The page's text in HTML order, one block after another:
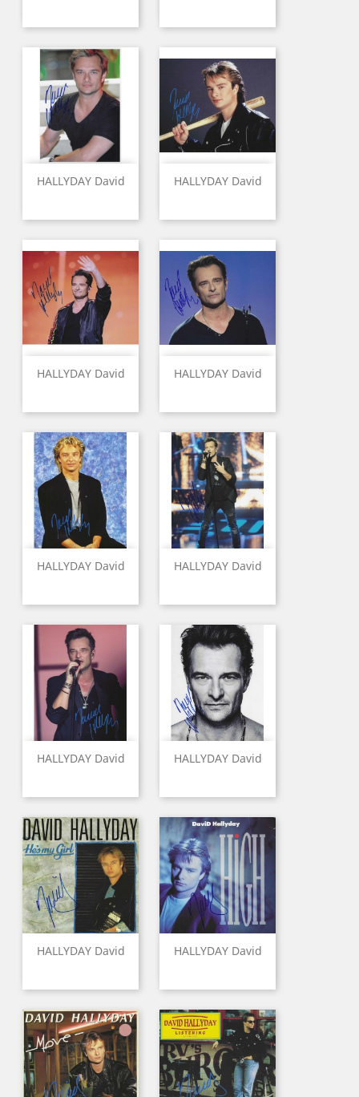
HALLYDAY David HALLYDAY David
HALLYDAY David HALLYDAY David
HALLYDAY David HALLYDAY David
HALLYDAY David HALLYDAY David
HALLYDAY David HALLYDAY David